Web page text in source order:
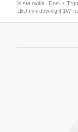
Vi ste ovdje: Dom /
LED mini downlight 1W,